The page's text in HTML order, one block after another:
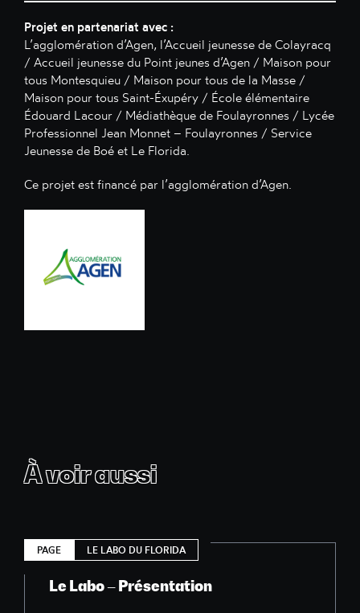
Projet en partenariat avec :
L’agglomération d’Agen, l’Accueil jeunesse de Colayracq
/ Accueil jeunesse du Point jeunes d’Agen / Maison pour
tous Montesquieu / Maison pour tous de la Masse /
Maison pour tous Saint-Éxupéry / École élémentaire
Édouard Lacour / Médiathèque de Foulayronnes / Lycée
Professionnel Jean Monnet – Foulayronnes / Service
Jeunesse de Boé et Le Florida.
Ce projet est financé par l’agglomération d’Agen.
À voir aussi
PAGE LE LABO DU FLORIDA
Le Labo – Présentation